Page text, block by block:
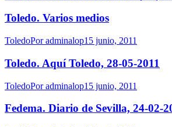
Toledo. Varios medios
ToledoPoradminalop15 junio, 2011
Toledo. Aquí Toledo, 28-05-2011
ToledoPoradminalop15 junio, 2011
Fedema. Diario de Sevilla, 24-02-